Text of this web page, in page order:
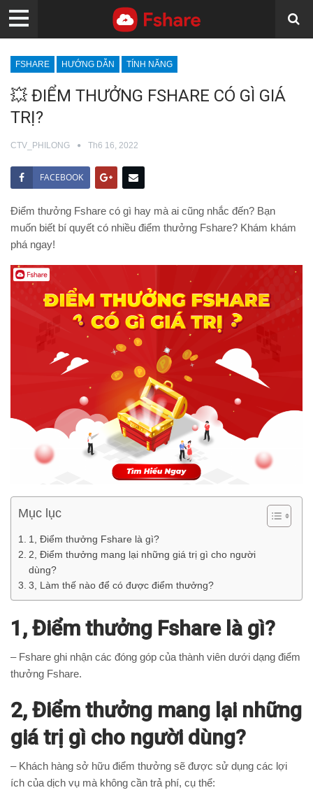
FSHARE HƯỚNG DẪN TÍNH NĂNG
💥 ĐIỂM THƯỞNG FSHARE CÓ GÌ GIÁ
TRỊ?
CTV_PHILONG Th6 16, 2022
FACEBOOK
Điểm thưởng Fshare có gì hay mà ai cũng nhắc đến? Bạn
muốn biết bí quyết có nhiều điểm thưởng Fshare? Khám khám
phá ngay!
Mục lục
1, Điểm thưởng Fshare là gì?
2, Điểm thưởng mang lại những giá trị gì cho người
dùng?
3, Làm thế nào để có được điểm thưởng?
1, Điểm thưởng Fshare là gì?
– Fshare ghi nhận các đóng góp của thành viên dưới dạng điểm
thưởng Fshare.
2, Điểm thưởng mang lại những
giá trị gì cho người dùng?
– Khách hàng sở hữu điểm thưởng sẽ được sử dụng các lợi
ích của dịch vụ mà không cần trả phí, cụ thể: